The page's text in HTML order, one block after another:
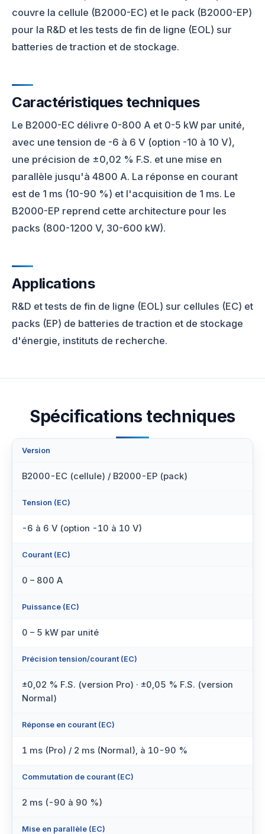
couvre la cellule (B2000-EC) et le pack (B2000-EP)
pour la R&D et les tests de fin de ligne (EOL) sur
batteries de traction et de stockage.
Caractéristiques techniques
Le B2000-EC délivre 0-800 A et 0-5 kW par unité,
avec une tension de -6 à 6 V (option -10 à 10 V),
une précision de ±0,02 % F.S. et une mise en
parallèle jusqu'à 4800 A. La réponse en courant
est de 1 ms (10-90 %) et l'acquisition de 1 ms. Le
B2000-EP reprend cette architecture pour les
packs (800-1200 V, 30-600 kW).
Applications
R&D et tests de fin de ligne (EOL) sur cellules (EC) et
packs (EP) de batteries de traction et de stockage
d'énergie, instituts de recherche.
Spécifications techniques
Version
B2000-EC (cellule) / B2000-EP (pack)
Tension (EC)
-6 à 6 V (option -10 à 10 V)
Courant (EC)
0 – 800 A
Puissance (EC)
0 – 5 kW par unité
Précision tension/courant (EC)
±0,02 % F.S. (version Pro) · ±0,05 % F.S. (version
Normal)
Réponse en courant (EC)
1 ms (Pro) / 2 ms (Normal), à 10-90 %
Commutation de courant (EC)
2 ms (-90 à 90 %)
Mise en parallèle (EC)